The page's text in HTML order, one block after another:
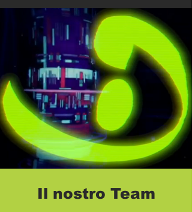
Il nostro Team